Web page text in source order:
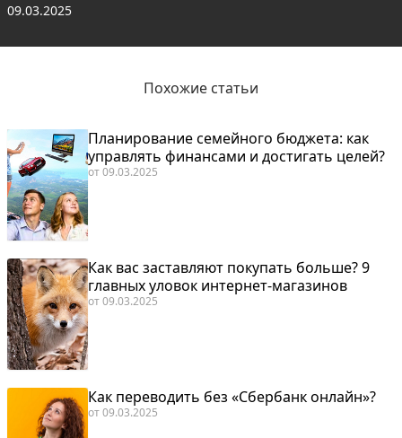
09.03.2025
Похожие статьи
Планирование семейного бюджета: как
управлять финансами и достигать целей?
от09.03.2025
Как вас заставляют покупать больше? 9
главных уловок интернет-магазинов
от09.03.2025
Как переводить без «Сбербанк онлайн»?
от09.03.2025